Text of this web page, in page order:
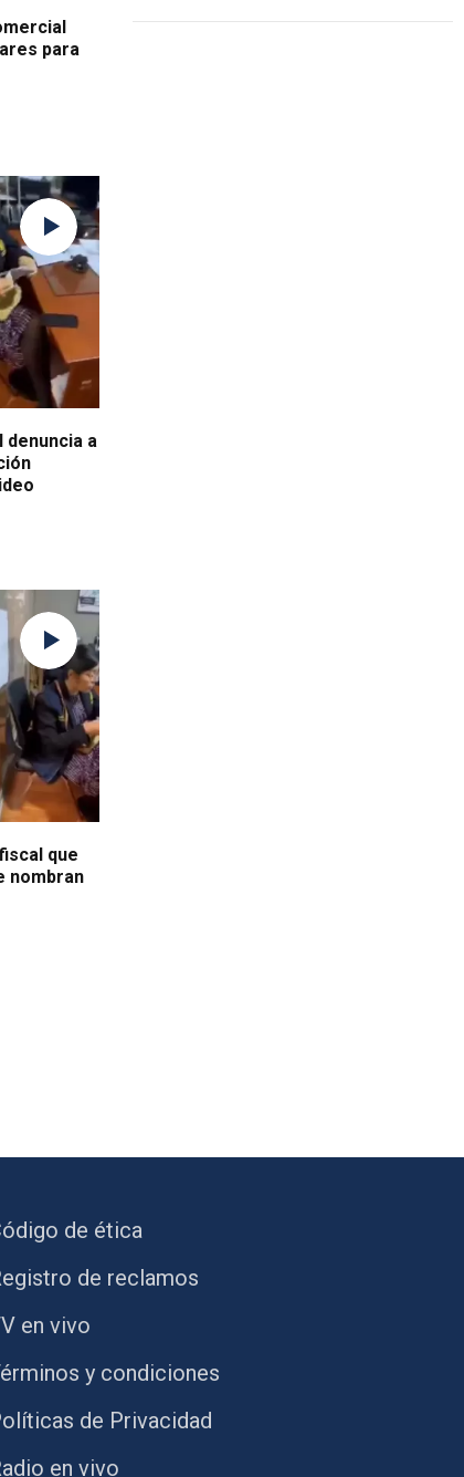
para
denuncia a
que
nombran
de ética
de reclamos
en vivo
y condiciones
de Privacidad
en vivo